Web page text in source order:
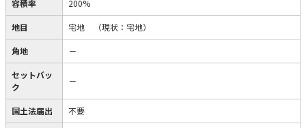
容積率 200%
地目 宅地 （現状：宅地）
角地 －
セットバッ
ク
－
国土法届出 不要